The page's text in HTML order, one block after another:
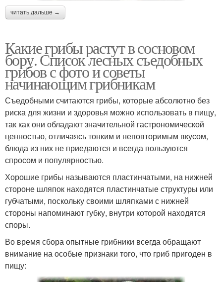
читать дальше →
Какие грибы растут в сосновом
бору. Список лесных съедобных
грибов с фото и советы
начинающим грибникам
Съедобными считаются грибы, которые абсолютно без
риска для жизни и здоровья можно использовать в пищу,
так как они обладают значительной гастрономической
ценностью, отличаясь тонким и неповторимым вкусом,
блюда из них не приедаются и всегда пользуются
спросом и популярностью.
Хорошие грибы называются пластинчатыми, на нижней
стороне шляпок находятся пластинчатые структуры или
губчатыми, поскольку своими шляпками с нижней
стороны напоминают губку, внутри которой находятся
споры.
Во время сбора опытные грибники всегда обращают
внимание на особые признаки того, что гриб пригоден в
пищу: